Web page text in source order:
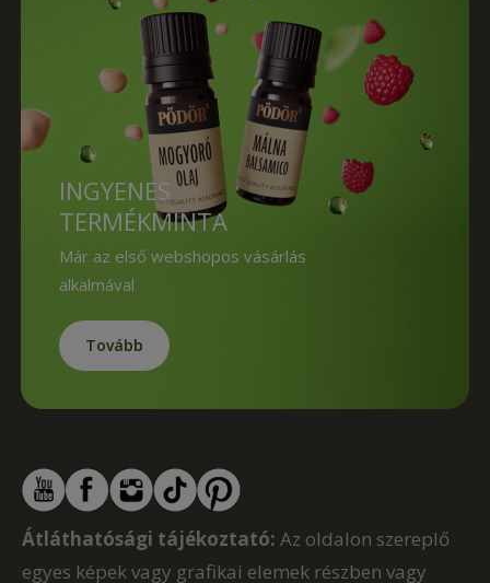
INGYENES
TERMÉKMINTA
Már az első webshopos vásárlás
alkalmával
Tovább
Átláthatósági tájékoztató: Az oldalon szereplő
egyes képek vagy grafikai elemek részben vagy